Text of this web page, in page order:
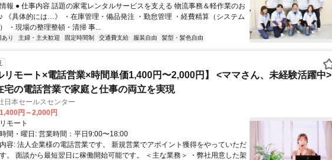
報 ● 仕事内容 話題の家電レンタルサービスを支える 物流事務＆軽作業のお
《具体的には…》 ・在庫管理・備品発注 ・勤怠管理 ・経費精算（システム
・現場の整理整頓・清掃 事...
り 主婦・主夫歓迎 固定時間制 交通費支給 服装自由 髪型・髪色自由
リモート×電話営業×時間単価1,400円〜2,000円】 <ママさん、未経験活躍中>
宅の電話営業で家庭と仕事の両立を実現
日本セールスセンター
円～2,000円
モート
間・曜日: 営業時間：平日9:00〜18:00
容: 法人企業様の電話営業です。 新規営業でアポイント獲得をやっていただ
。 面談から最短翌日に稼働開始可能です。 ＜主な業務＞ ・弊社用意した架